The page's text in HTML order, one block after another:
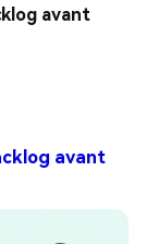
avant
avant